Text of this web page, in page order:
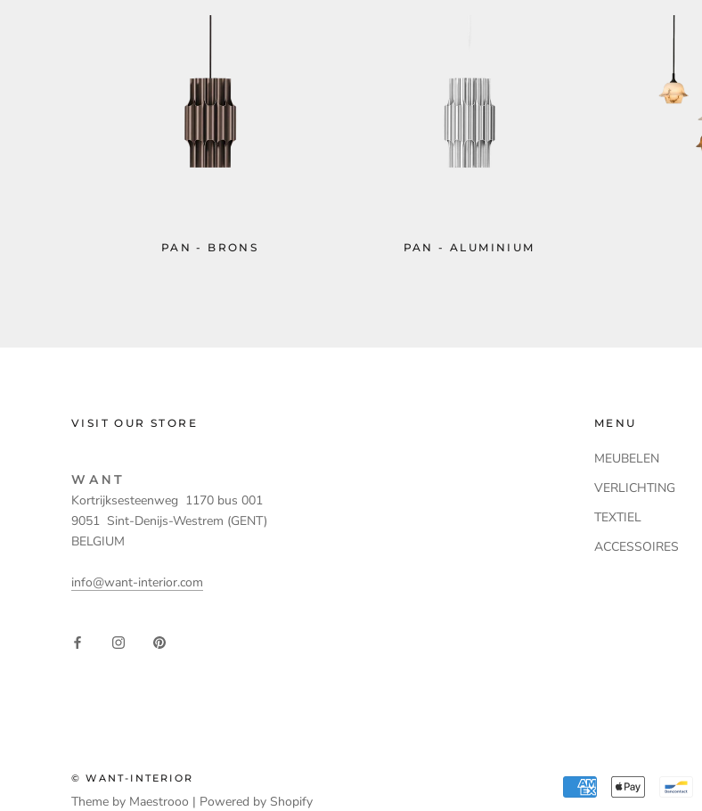
PAN - BRONS PAN - ALUMINIUM
VISIT OUR STORE
W A N T
Kortrijksesteenweg 1170 bus 001
9051 Sint-Denijs-Westrem (GENT)
BELGIUM
info@want-interior.com
MENU
MEUBELEN
VERLICHTING
TEXTIEL
ACCESSOIRES
© WANT-INTERIOR
Theme by Maestrooo | Powered by Shopify